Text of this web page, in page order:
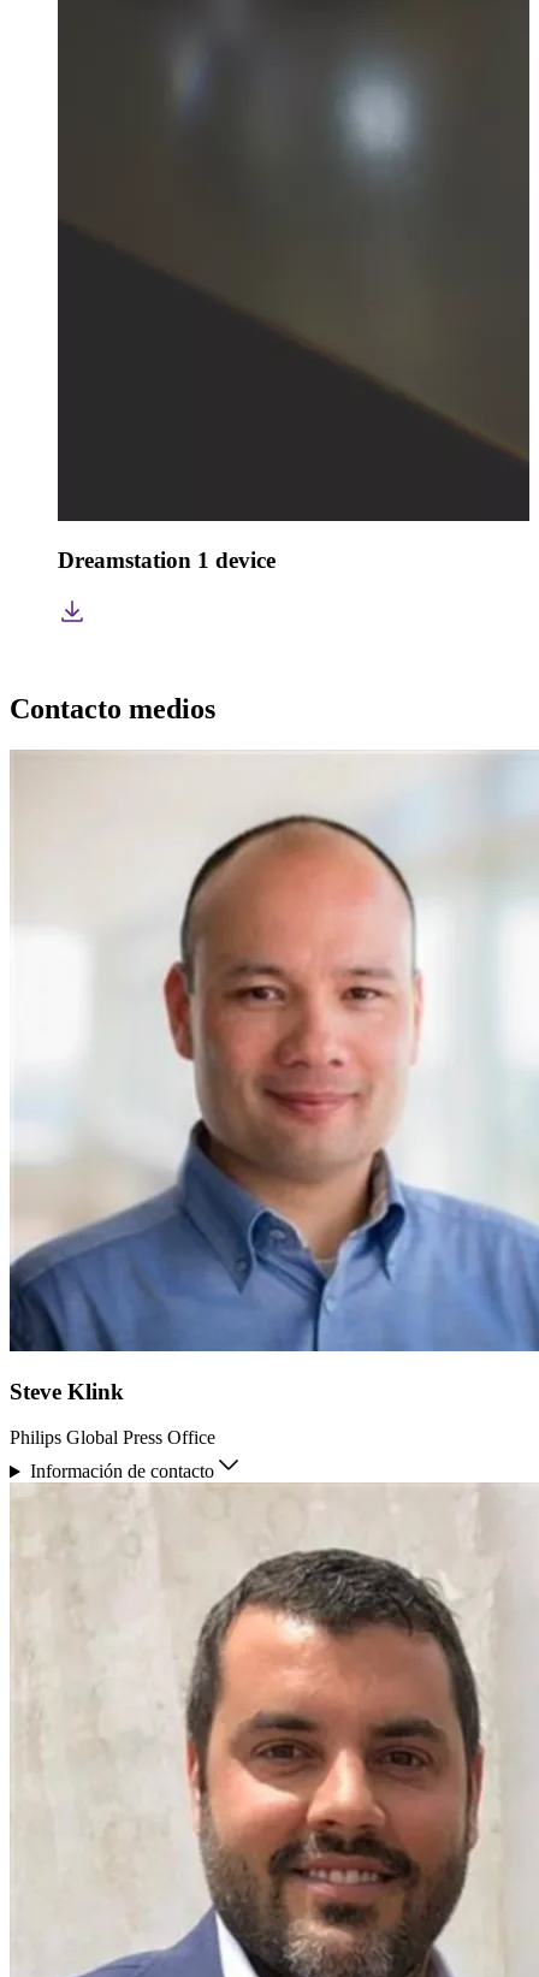
Dreamstation 1 device
Contacto medios
Steve Klink
Philips Global Press Office
Información de contacto